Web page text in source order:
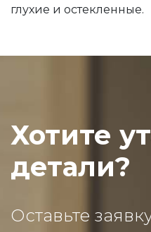
глухие и остекленные.
Хотите
детали?
Оставьте